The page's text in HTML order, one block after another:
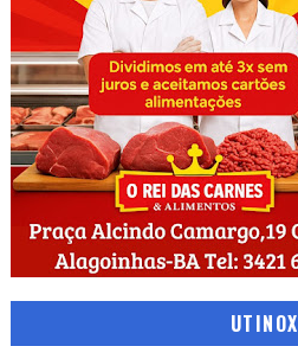
UTINOX